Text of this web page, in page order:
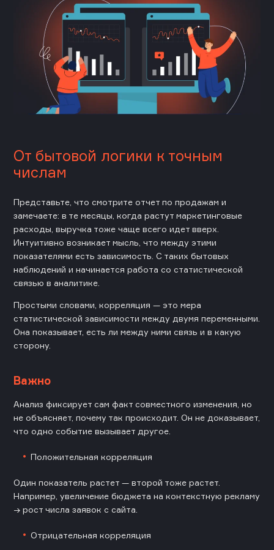
От бытовой логики к точным
числам
Представьте, что смотрите отчет по продажам и
замечаете: в те месяцы, когда растут маркетинговые
расходы, выручка тоже чаще всего идет вверх.
Интуитивно возникает мысль, что между этими
показателями есть зависимость. С таких бытовых
наблюдений и начинается работа со статистической
связью в аналитике.
Простыми словами, корреляция — это мера
статистической зависимости между двумя переменными.
Она показывает, есть ли между ними связь и в какую
сторону.
Важно
Анализ фиксирует сам факт совместного изменения, но
не объясняет, почему так происходит. Он не доказывает,
что одно событие вызывает другое.
Положительная корреляция
Один показатель растет — второй тоже растет.
Например, увеличение бюджета на контекстную рекламу
→ рост числа заявок с сайта.
Отрицательная корреляция